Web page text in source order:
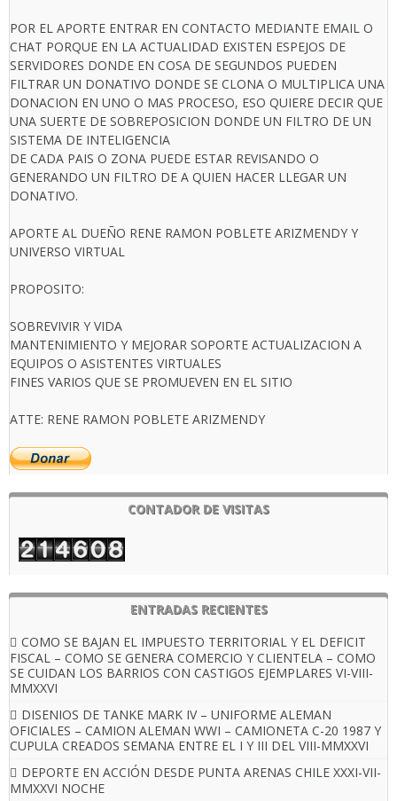
POR EL APORTE ENTRAR EN CONTACTO MEDIANTE EMAIL O
CHAT PORQUE EN LA ACTUALIDAD EXISTEN ESPEJOS DE
SERVIDORES DONDE EN COSA DE SEGUNDOS PUEDEN
FILTRAR UN DONATIVO DONDE SE CLONA O MULTIPLICA UNA
DONACION EN UNO O MAS PROCESO, ESO QUIERE DECIR QUE
UNA SUERTE DE SOBREPOSICION DONDE UN FILTRO DE UN
SISTEMA DE INTELIGENCIA
DE CADA PAIS O ZONA PUEDE ESTAR REVISANDO O
GENERANDO UN FILTRO DE A QUIEN HACER LLEGAR UN
DONATIVO.
APORTE AL DUEÑO RENE RAMON POBLETE ARIZMENDY Y
UNIVERSO VIRTUAL
PROPOSITO:
SOBREVIVIR Y VIDA
MANTENIMIENTO Y MEJORAR SOPORTE ACTUALIZACION A
EQUIPOS O ASISTENTES VIRTUALES
FINES VARIOS QUE SE PROMUEVEN EN EL SITIO
ATTE: RENE RAMON POBLETE ARIZMENDY
CONTADOR DE VISITAS
ENTRADAS RECIENTES
COMO SE BAJAN EL IMPUESTO TERRITORIAL Y EL DEFICIT
FISCAL – COMO SE GENERA COMERCIO Y CLIENTELA – COMO
SE CUIDAN LOS BARRIOS CON CASTIGOS EJEMPLARES VI-VIII-
MMXXVI
DISENIOS DE TANKE MARK IV – UNIFORME ALEMAN
OFICIALES – CAMION ALEMAN WWI – CAMIONETA C-20 1987 Y
CUPULA CREADOS SEMANA ENTRE EL I Y III DEL VIII-MMXXVI
DEPORTE EN ACCIÓN DESDE PUNTA ARENAS CHILE XXXI-VII-
MMXXVI NOCHE